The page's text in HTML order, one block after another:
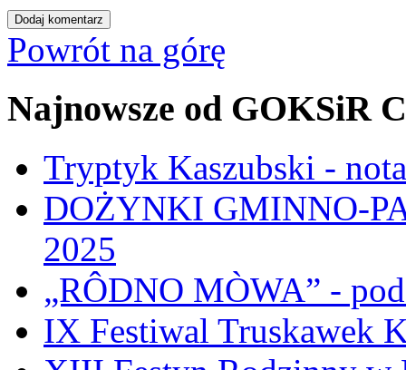
Powrót na górę
Najnowsze od GOKSiR
Tryptyk Kaszubski -
DOŻYNKI GMINNO-
2025
„RÔDNO MÒWA” -
IX Festiwal Truskawek